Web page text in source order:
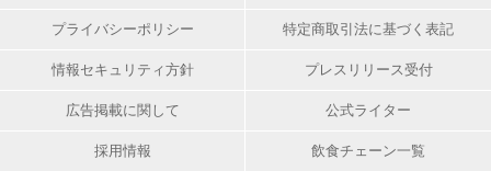
プライバシーポリシー 特定商取引法に基づく表記
情報セキュリティ方針 プレスリリース受付
広告掲載に関して 公式ライター
採用情報 飲食チェーン一覧